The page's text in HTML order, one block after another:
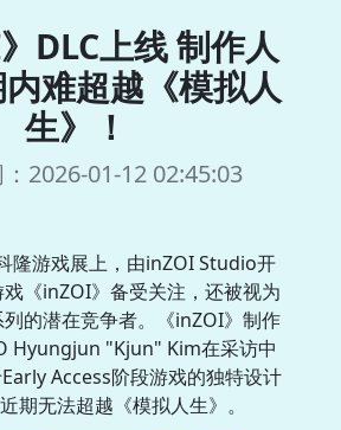
DLC上线 制作人
难超越《模拟人
生》！
2026-01-12 02:45:03
隆游戏展上，由inZOI Studio开
《inZOI》备受关注，还被视为
列的潜在竞争者。《inZOI》制作
Hyungjun "Kjun" Kim在采访中
Access阶段游戏的独特设计
期无法超越《模拟人生》。